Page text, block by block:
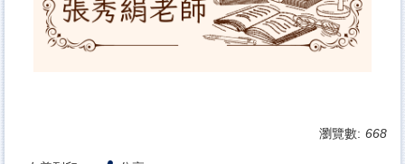
瀏覽數: 668